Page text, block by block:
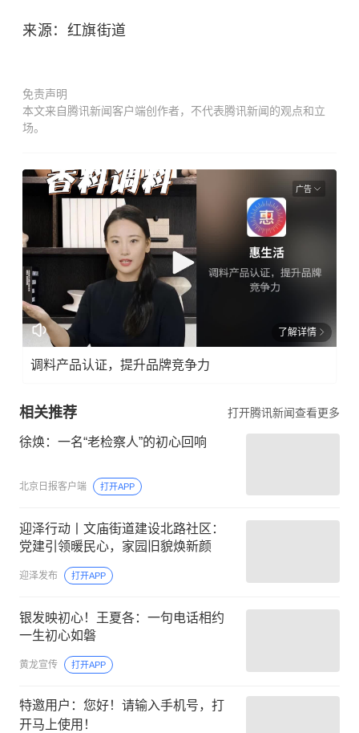
来源：红旗街道
免责声明
本文来自腾讯新闻客户端创作者，不代表腾讯新闻的观点和立
场。
广告
了解详情
调料产品认证，提升品牌竞争力
相关推荐 打开腾讯新闻查看更多
徐焕：一名“老检察人”的初心回响
北京日报客户端 打开APP
迎泽行动丨文庙街道建设北路社区：
党建引领暖民心，家园旧貌焕新颜
迎泽发布 打开APP
银发映初心！王夏各：一句电话相约
一生初心如磐
黄龙宣传 打开APP
特邀用户：您好！请输入手机号，打
开马上使用！